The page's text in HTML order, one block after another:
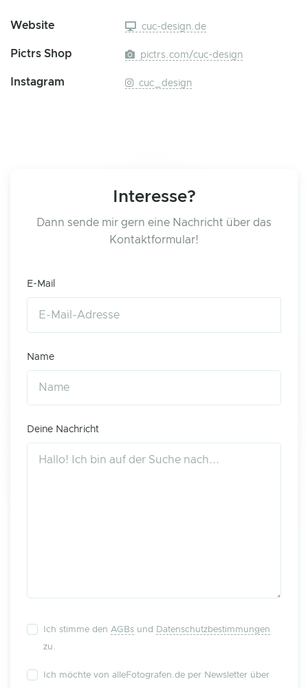
Website cuc-design.de
Pictrs Shop pictrs.com/cuc-design
Instagram cuc_design
Interesse?
Dann sende mir gern eine Nachricht über das
Kontaktformular!
E-Mail
Name
Deine Nachricht
Ich stimme den AGBs und
Datenschutzbestimmungen
zu.
Ich möchte von alleFotografen.de per Newsletter über